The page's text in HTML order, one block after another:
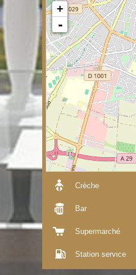
+
-
Crèche
Bar
Supermarché
Station service